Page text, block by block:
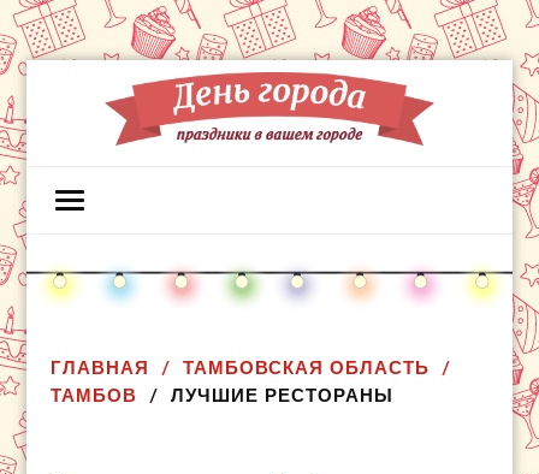
ГЛАВНАЯ
ТАМБОВСКАЯ ОБЛАСТЬ
ТАМБОВ
ЛУЧШИЕ РЕСТОРАНЫ